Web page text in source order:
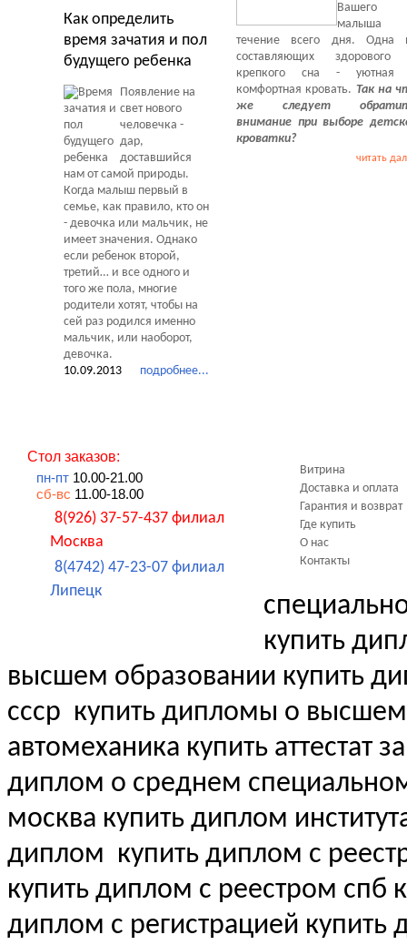
Вашего
малыша
течение всего дня. Одна
составляющих
крепкого сна - уютная
комфортная кровать. Так на
же следует
внимание при выборе
кроватки?
читать
Как определить
время зачатия и пол
будущего ребенка
Появление на
свет нового
человечка -
дар,
доставшийся
нам от самой природы.
Когда малыш первый в
семье, как правило, кто он
- девочка или мальчик, не
имеет значения. Однако
если ребенок второй,
третий… и все одного и
того же пола, многие
родители хотят, чтобы на
сей раз родился именно
мальчик, или наоборот,
девочка.
подробнее...
10.09.2013
Стол заказов:
пн-пт 10.00-21.00
сб-вс 11.00-18.00
8(926) 37-57-437 филиал
Москва
8(4742) 47-23-07 филиал
Липецк
Витрина
Доставка и оплата
Гарантия и возврат
Где купить
О нас
Контакты
купить
высшем образовании купить
ссср купить дипломы о
автомеханика купить аттестат
диплом о среднем
москва купить диплом
диплом купить диплом с
купить диплом с реестром спб
диплом с регистрацией